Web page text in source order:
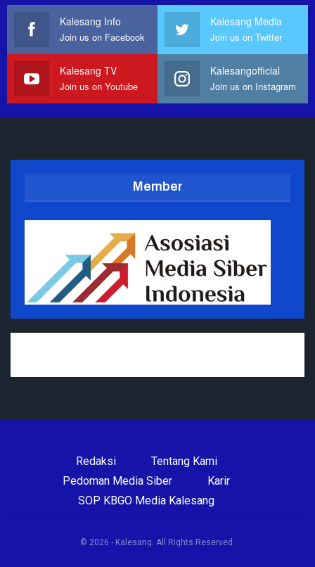
Kalesang Info
Join us on Facebook
Kalesang Media
Join us on Twitter
Kalesang TV
Join us on Youtube
Kalesangofficial
Join us on Instagram
Member
Redaksi
Tentang Kami
Pedoman Media Siber
Karir
SOP KBGO Media Kalesang
© 2026 - Kalesang. All Rights Reserved.